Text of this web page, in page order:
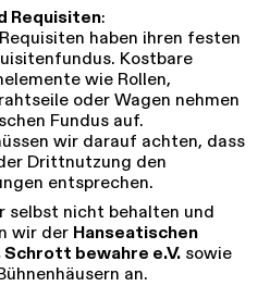
Requisiten:
haben ihren festen
Kostbare
wie Rollen,
oder Wagen nehmen
Fundus auf.
wir darauf achten, dass
Drittnutzung den
entsprechen.
selbst nicht behalten und
wir der Hanseatischen
bewahre e.V. sowie
an.